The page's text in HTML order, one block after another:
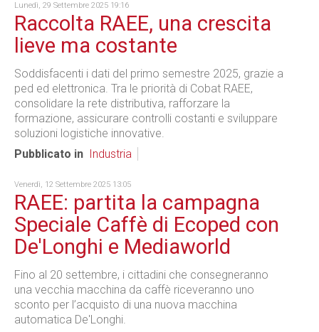
Lunedì, 29 Settembre 2025 19:16
Raccolta RAEE, una crescita
lieve ma costante
Soddisfacenti i dati del primo semestre 2025, grazie a
ped ed elettronica. Tra le priorità di Cobat RAEE,
consolidare la rete distributiva, rafforzare la
formazione, assicurare controlli costanti e sviluppare
soluzioni logistiche innovative.
Pubblicato in
Industria
Venerdì, 12 Settembre 2025 13:05
RAEE: partita la campagna
Speciale Caffè di Ecoped con
De'Longhi e Mediaworld
Fino al 20 settembre, i cittadini che consegneranno
una vecchia macchina da caffè riceveranno uno
sconto per l’acquisto di una nuova macchina
automatica De'Longhi.